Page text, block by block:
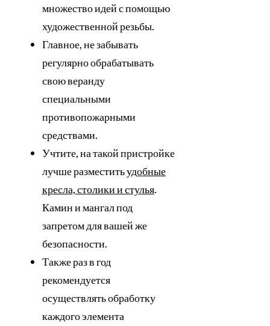
множество идей с помощью
художественной резьбы.
Главное, не забывать
регулярно обрабатывать
свою веранду
специальными
противопожарными
средствами.
Учтите, на такой пристройке
лучше разместитьудобные
кресла, столики и стулья.
Камин и мангал под
запретом для вашей же
безопасности.
Также раз в год
рекомендуется
осуществлять обработку
каждого элемента